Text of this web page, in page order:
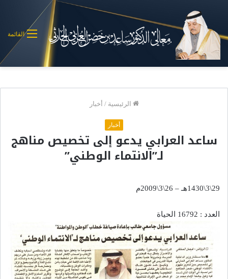
القائمة
الرئيسية / أخبار
أخبار
ساعد العرابي يدعو إلى تخصيص مناهج
لـ”الانتماء الوطني”
29\3\1430هـ – 26\3\2009م
العدد : 16792 الحياة